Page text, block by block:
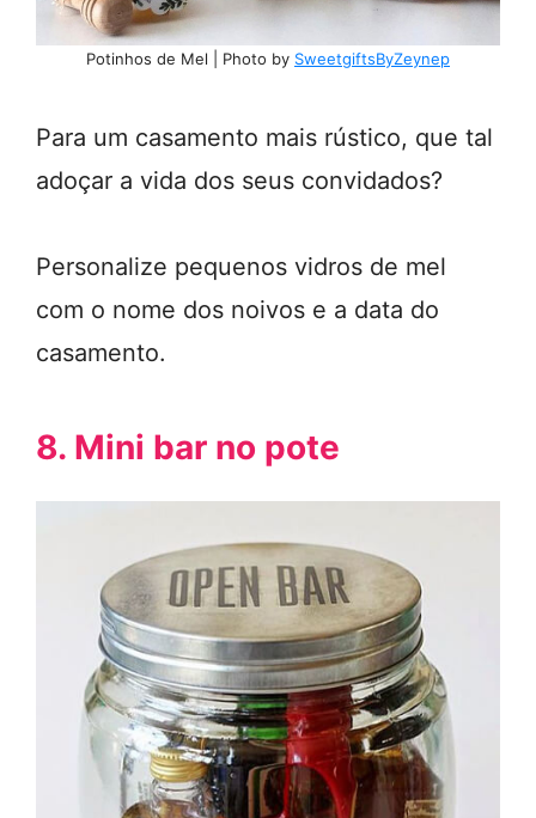
Potinhos de Mel | Photo by SweetgiftsByZeynep
Para um casamento mais rústico, que tal
adoçar a vida dos seus convidados?
Personalize pequenos vidros de mel
com o nome dos noivos e a data do
casamento.
8. Mini bar no pote